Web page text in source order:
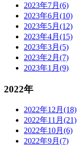
2023年7月(6)
2023年6月(10)
2023年5月(12)
2023年4月(15)
2023年3月(5)
2023年2月(7)
2023年1月(9)
2022年
2022年12月(18)
2022年11月(21)
2022年10月(6)
2022年9月(7)